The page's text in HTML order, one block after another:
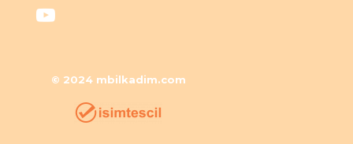

© 2024 mbilkadim.com